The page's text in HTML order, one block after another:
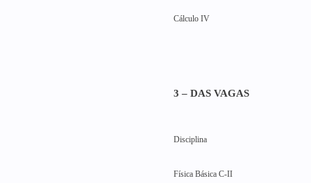
Cálculo IV
3 – DAS VAGAS
Disciplina
Física Básica C-II